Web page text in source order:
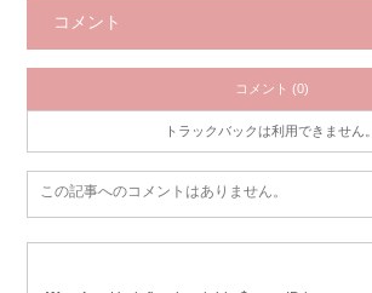
コメント
コメント (0)
トラックバックは利用できません。
この記事へのコメントはありません。